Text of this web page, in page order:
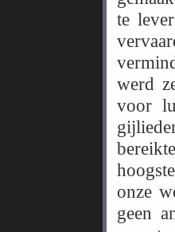
te
werd
voor
onze
geen